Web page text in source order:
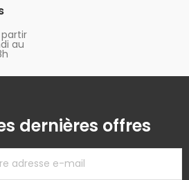
partir
au
dernières offres